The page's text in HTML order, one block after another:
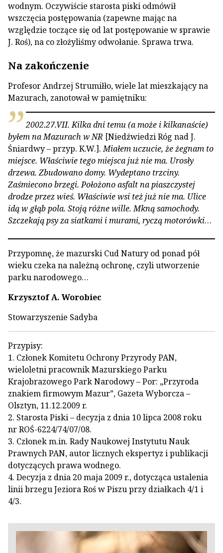
wodnym. Oczywiście starosta piski odmówił
wszczęcia postępowania (zapewne mając na
względzie toczące się od lat postępowanie w sprawie
J. Roś), na co złożyliśmy odwołanie. Sprawa trwa.
Na zakończenie
Profesor Andrzej Strumiłło, wiele lat mieszkający na
Mazurach, zanotował w pamiętniku:
2002.27.VII. Kilka dni temu (a może i kilkanaście)
byłem na Mazurach w NR [Niedźwiedzi Róg nad J.
Śniardwy – przyp. K.W.].Miałem uczucie, że żegnam to
miejsce. Właściwie tego miejsca już nie ma. Urosły
drzewa. Zbudowano domy. Wydeptano trzciny.
Zaśmiecono brzegi. Położono asfalt na piaszczystej
drodze przez wieś. Właściwie wsi też już nie ma. Ulice
idą w głąb pola. Stoją różne wille. Mkną samochody.
Szczekają psy za siatkami i murami, ryczą motorówki…
Przypomnę, że mazurski Cud Natury od ponad pół
wieku czeka na należną ochronę, czyli utworzenie
parku narodowego…
Krzysztof A. Worobiec
Stowarzyszenie Sadyba
Przypisy:
1. Członek Komitetu Ochrony Przyrody PAN,
wieloletni pracownik Mazurskiego Parku
Krajobrazowego Park Narodowy – Por: „Przyroda
znakiem firmowym Mazur”, Gazeta Wyborcza –
Olsztyn, 11.12.2009 r.
2. Starosta Piski – decyzja z dnia 10 lipca 2008 roku
nr ROŚ-6224/74/07/08.
3. Członek m.in. Rady Naukowej Instytutu Nauk
Prawnych PAN, autor licznych ekspertyz i publikacji
dotyczących prawa wodnego.
4. Decyzja z dnia 20 maja 2009 r., dotycząca ustalenia
linii brzegu Jeziora Roś w Piszu przy działkach 4/1 i
4/3.